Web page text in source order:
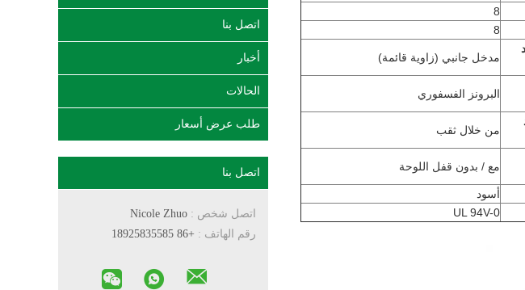
اتصل بنا
أخبار
الحالات
طلب عرض أسعار
اتصل بنا
اتصل شخص :
رقم الهاتف : +86 18925835585
8
8
مدخل جانبي (زاوية قائمة)
البرونز الفسفوري
من خلال ثقب
مع / بدون قفل اللوحة
أسود
UL 94V-0